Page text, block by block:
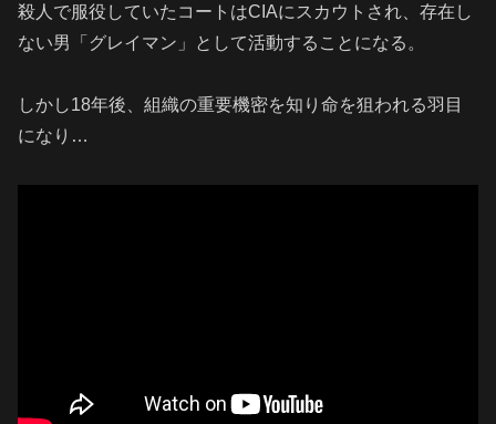
殺人で服役していたコートはCIAにスカウトされ、存在し
ない男「グレイマン」として活動することになる。
しかし18年後、組織の重要機密を知り命を狙われる羽目
になり…